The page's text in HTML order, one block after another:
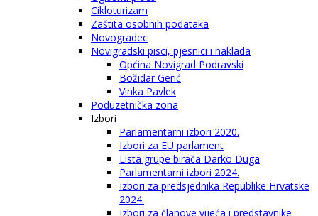
Cikloturizam
Zaštita osobnih podataka
Novogradec
Novigradski pisci, pjesnici i naklada
Općina Novigrad Podravski
Božidar Gerić
Vinka Pavlek
Poduzetnička zona
Izbori
Parlamentarni izbori 2020.
Izbori za EU parlament
Lista grupe birača Darko Duga
Parlamentarni izbori 2024.
Izbori za predsjednika Republike Hrvatske
2024.
Izbori za članove vijeća i predstavnike